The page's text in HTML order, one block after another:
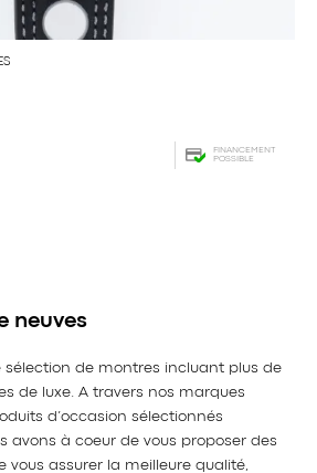
FINANCEMENT
POSSIBLE
neuves
sélection de montres incluant plus de
de luxe. A travers nos marques
d’occasion sélectionnés
avons à coeur de vous proposer des
vous assurer la meilleure qualité,